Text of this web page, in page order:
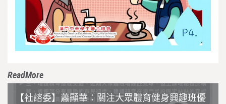
ReadMore
【社諮委】蕭顯華：關注大眾體育健身興趣班優